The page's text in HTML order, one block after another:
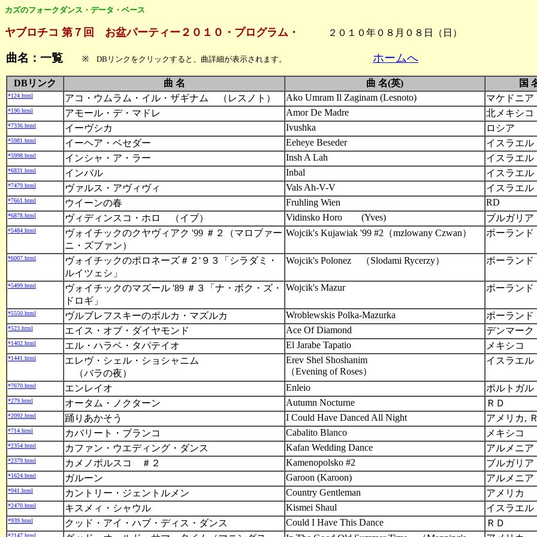
カズのフォークダンス・データ・ベース
ヤブロチコ 第７回 お盆パーティー２０１０・プログラム・ ２０１０年０８月０８日（日）
曲名：一覧 ※ DBリンクをクリックすると、曲詳細が表示されます。 ホームへ
DBリンク 曲 名 曲 名(英) 国
*124.html アコ・ウムラム・イル・ザギナム （レスノト） Ako Umram Il Zaginam (Lesnoto) マケドニア
*190.html アモール・デ・マドレ Amor De Madre 北メキシコ
*7336.html イーヴシカ Ivushka ロシア
*5981.html イーヘア・ベセダー Eeheye Beseder イスラエル
*5998.html インシャ・ア・ラー Insh A Lah イスラエル
*6831.html インバル Inbal イスラエル
*7479.html ヴァルス・アヴィヴィ Vals Ah-V-V イスラエル
*7661.html ウイーンの春 Fruhling Wien RD
*6878.html ヴィディンスコ・ホロ （イブ） Vidinsko Horo (Yves) ブルガリア
*5484.html
ヴォイチックのクヤヴィアク '99 ＃２（マロブァー
ニ・ズブァン）
Wojcik's Kujawiak '99 #2（mzlowany Czwan） ポーランド
*6007.html
ヴォイチックのポロネーズ＃２'９３「シラダミ・
ルイツェシ」
Wojcik's Polonez （Slodami Rycerzy） ポーランド
*5499.html
ヴォイチックのマズール '89 ＃３「ナ・ボク・ズ・
ドロギ」
Wojcik's Mazur ポーランド
*5550.html ヴルブレフスキーのポルカ・マズルカ Wroblewskis Polka-Mazurka ポーランド
*523.html エイス・オブ・ダイヤモンド Ace Of Diamond デンマーク
*1402.html エル・ハラベ・タパテイオ El Jarabe Tapatio メキシコ
*1441.html
エレヴ・シェル・ショシャニム
（バラの夜）
Erev Shel Shoshanim
（Evening of Roses）
イスラエル
*7670.html エンレイオ Enleio ポルトガル
*279.html オータム・ノクターン Autumn Nocturne ＲＤ
*2092.html 踊りあかそう I Could Have Danced All Night アメリカ,
*714.html カバリート・ブランコ Cabalito Blanco メキシコ
*2354.html カファン・ウエディング・ダンス Kafan Wedding Dance アルメニア
*2379.html カメノポルスコ ＃２ Kamenopolsko #2 ブルガリア
*1624.html ガルーン Garoon (Karoon) アルメニア
*941.html カントリー・ジェントルメン Country Gentleman アメリカ
*2470.html キスメィ・シャウル Kismei Shaul イスラエル
*939.html クッド・アイ・ハブ・ディス・ダンス Could I Have This Dance ＲＤ
*2147.html